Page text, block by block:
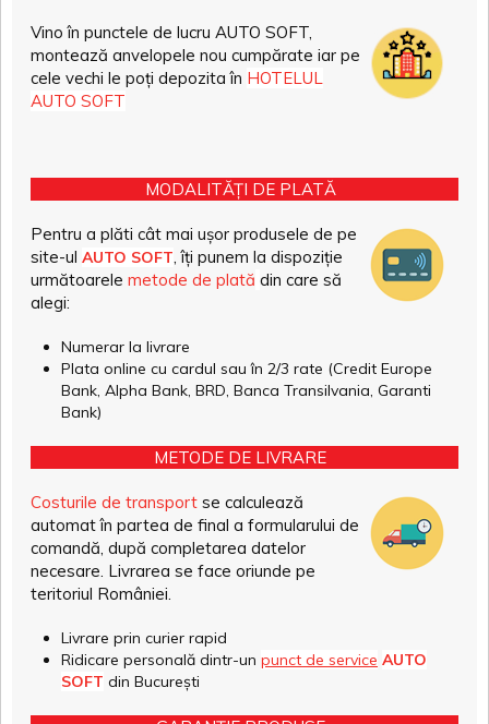
Vino în punctele de lucru AUTO SOFT,
montează anvelopele nou cumpărate iar pe
cele vechi le poți depozita în HOTELUL
AUTO SOFT
MODALITĂȚI DE PLATĂ
Pentru a plăti cât mai ușor produsele de pe
site-ul AUTO SOFT, îți punem la dispoziție
următoarele metode de plată din care să
alegi:
Numerar la livrare
Plata online cu cardul sau în 2/3 rate (Credit Europe
Bank, Alpha Bank, BRD, Banca Transilvania, Garanti
Bank)
METODE DE LIVRARE
Costurile de transport se calculează
automat în partea de final a formularului de
comandă, după completarea datelor
necesare. Livrarea se face oriunde pe
teritoriul României.
Livrare prin curier rapid
Ridicare personală dintr-un punct de service AUTO
SOFT din București